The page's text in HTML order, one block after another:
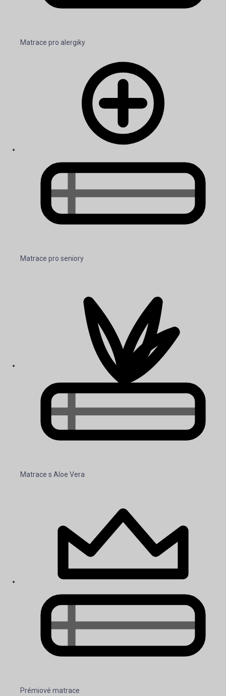
Matrace pro alergiky
Matrace pro seniory
Matrace s Aloe Vera
Prémiové matrace